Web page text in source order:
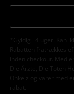
*Gyldig i 4 uger. Kan
Rabatten fratrækkes
inden checkout.
Die Ärzte, Die Toten
Onkelz og varer med
rabat.